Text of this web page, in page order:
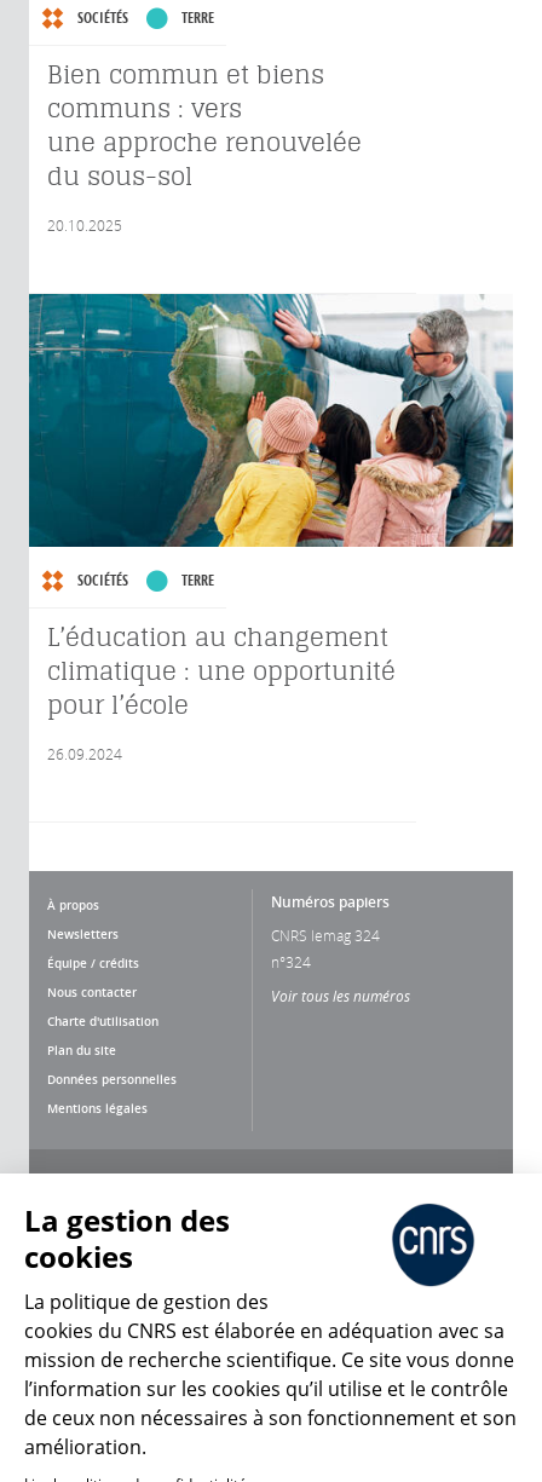
SOCIÉTÉS TERRE
Bien commun et biens
communs : vers
une approche renouvelée
du sous-sol
20.10.2025
SOCIÉTÉS TERRE
L’éducation au changement
climatique : une opportunité
pour l’école
26.09.2024
À propos
Newsletters
Équipe / crédits
Nous contacter
Charte d'utilisation
Plan du site
Données personnelles
Mentions légales
Numéros papiers
CNRS lemag 324
n°324
Voir tous les numéros
CNRS Le Mag
© 2026, CNRS
La gestion des
cookies
La politique de gestion des
cookies du CNRS est élaborée en adéquation avec sa
mission de recherche scientifique. Ce site vous donne
l’information sur les cookies qu’il utilise et le contrôle
de ceux non nécessaires à son fonctionnement et son
amélioration.